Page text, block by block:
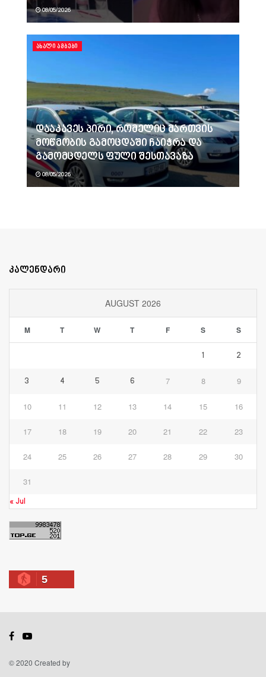
08/05/2026
ᲐᲮᲐᲚᲘ ᲐᲛᲑᲔᲑᲘ
დააკავეს პირი, რომელიც მართვის
მოწმობის გამოცდაში ჩაიჭრა და
გამომცდელს ფული შესთავაზა
08/05/2026
კალენდარი
AUGUST 2026
M T W T F S S
1 2
3 4 5 6 7 8 9
10 11 12 13 14 15 16
17 18 19 20 21 22 23
24 25 26 27 28 29 30
31
« Jul
5
© 2020 Created by